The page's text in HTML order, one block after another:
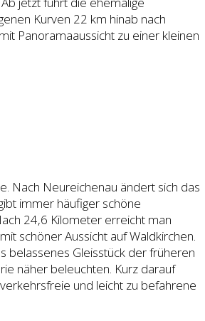
Kurven 22 km hinab nach
Panoramaaussicht zu einer kleinen
Nach Neureichenau ändert sich das
immer häufiger schöne
24,6 Kilometer erreicht man
schöner Aussicht auf Waldkirchen.
belassenes Gleisstück der früheren
näher beleuchten. Kurz darauf
und leicht zu befahrene